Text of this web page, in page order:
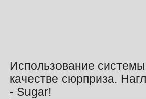
Использование
качестве сюрприза.
- Sugar!